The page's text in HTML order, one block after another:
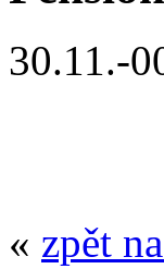
30.11.-
« zpět